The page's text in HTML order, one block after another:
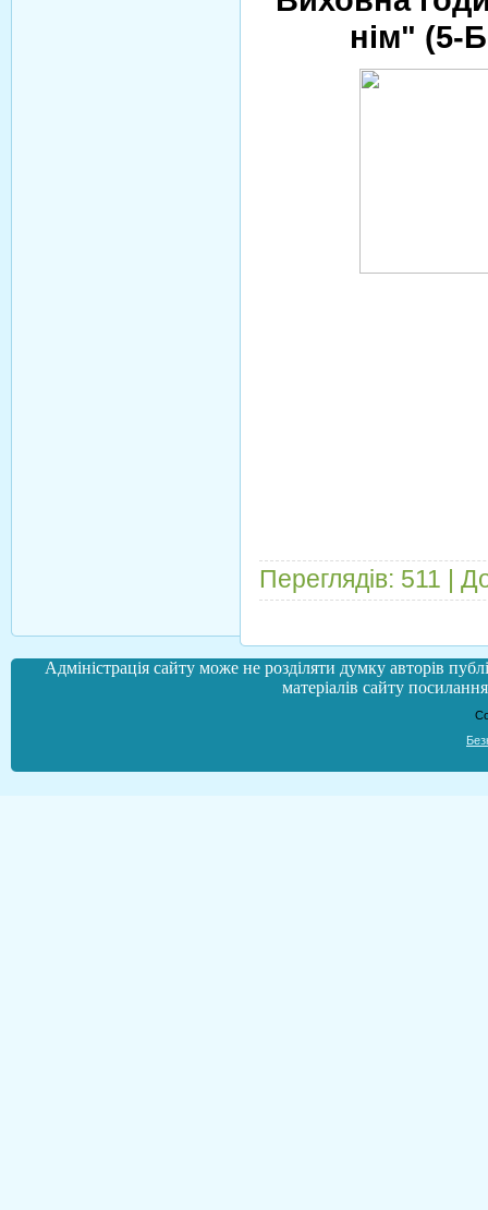
нім" (5-
Переглядів: 511 |
Адміністрація сайту може не розділяти думку авторів
матеріалів сайту